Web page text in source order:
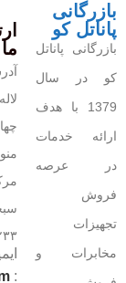
بازرگانی
پاناتل کو
بازرگانی پاناتل
کو در سال
1379 با هدف
ارائه خدمات
در عرصه
فروش
تجهیزات
مخابرات و
ما
: